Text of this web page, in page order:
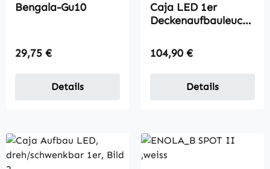
Bengala-Gu10
Regulärer Preis:
29,75 €
Details
Caja LED 1er
Deckenaufbauleucht
Regulärer Preis:
104,90 €
Details